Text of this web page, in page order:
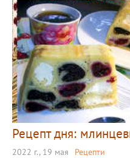
Рецепт дня:
2022 г., 19 мая Рецепти